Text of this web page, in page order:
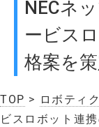
NECネ
ービス
格案を
TOP > ロボティ
ビスロボット連